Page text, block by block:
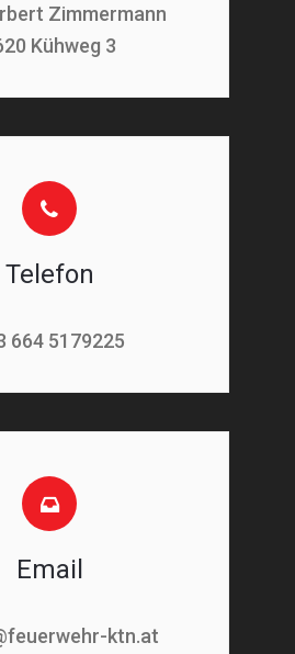
Zimmermann
Kühweg 3
Telefon
664 5179225
Email
ktn.at